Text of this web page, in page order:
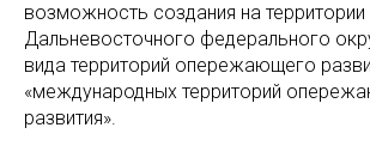
возможность создания на территории
Дальневосточного федерального
вида территорий опережающего
«международных территорий
развития».